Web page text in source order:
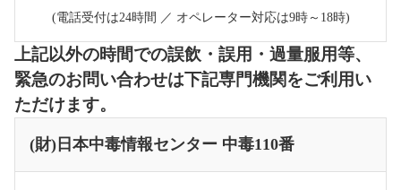
(電話受付は24時間 ／ オペレーター対応は9時～18時)
上記以外の時間での誤飲・誤用・過量服用等、
緊急のお問い合わせは下記専門機関をご利用い
ただけます。
(財)日本中毒情報センター 中毒110番